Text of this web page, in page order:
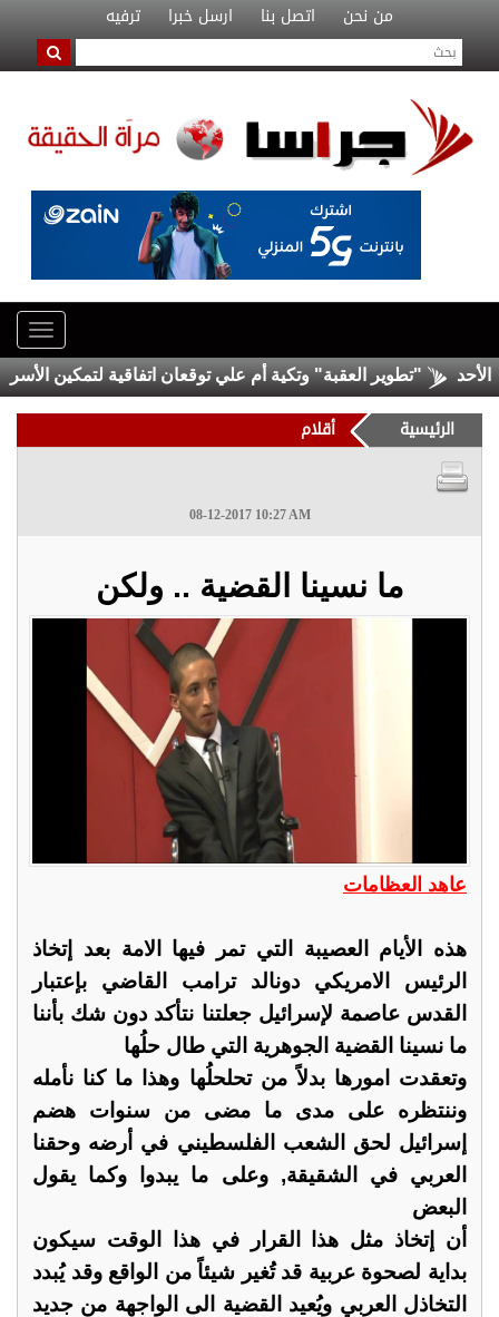
من نحن اتصل بنا ارسل خبرا ترفيه
"تطوير العقبة" وتكية أم علي توقعان اتفاقية لتمكين الأسر الأكثر
الرئيسية أقلام
08-12-2017 10:27 AM
ما نسينا القضية .. ولكن
عاهد العظامات
هذه الأيام العصيبة التي تمر فيها الامة بعد إتخاذ
الرئيس الامريكي دونالد ترامب القاضي بإعتبار
القدس عاصمة لإسرائيل جعلتنا نتأكد دون شك بأننا
ما نسينا القضية الجوهرية التي طال حلُها
وتعقدت امورها بدلاً من تحلحلُها وهذا ما كنا نأمله
وننتظره على مدى ما مضى من سنوات هضم
إسرائيل لحق الشعب الفلسطيني في أرضه وحقنا
العربي في الشقيقة, وعلى ما يبدوا وكما يقول
البعض
أن إتخاذ مثل هذا القرار في هذا الوقت سيكون
بداية لصحوة عربية قد تُغير شيئاً من الواقع وقد يُبدد
التخاذل العربي ويُعيد القضية الى الواجهة من جديد